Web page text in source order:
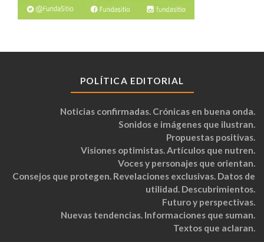
POLÍTICA EDITORIAL
Noticias confirmadas. Crónicas en buena onda.
Sonidos e imágenes que ilustran.
Propuestas positivas.
Visiones optimistas. Artículos que nutren.
Voces y personajes que orientan.
Consejos que protegen. Revelaciones exclusivas. Datos de
utilidad. Descubrimientos.
Futuro y perspectivas.
Nuevas tendencias. Informaciones que suman.
Textos que aclaran.